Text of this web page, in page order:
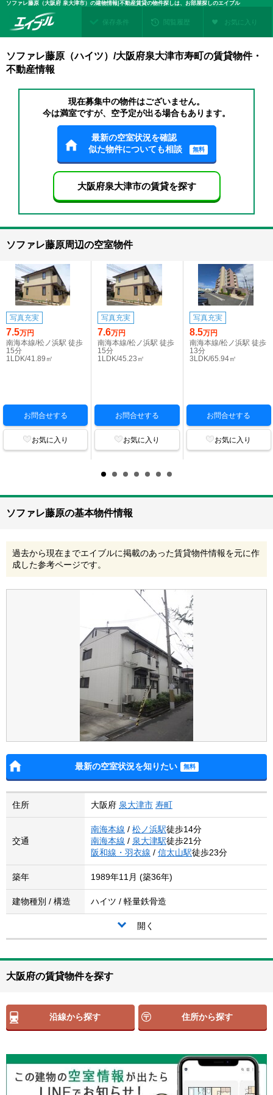
ソファレ藤原（大阪府 泉大津市）の建物情報|不動産賃貸の物件探しは、お部屋探しのエイブル
保存条件 閲覧履歴 お気に入り
ソファレ藤原（ハイツ）/大阪府泉大津市寿町の賃貸物件・
不動産情報
現在募集中の物件はございません。
今は満室ですが、空予定が出る場合もあります。
最新の空室状況を確認
似た物件についても相談
無料
大阪府泉大津市の賃貸を探す
ソファレ藤原周辺の空室物件
写真充実
7.5万円
南海本線/松ノ浜駅 徒歩
15分
1LDK/41.89㎡
お問合せする
お気に入り
写真充実
7.6万円
南海本線/松ノ浜駅 徒歩
15分
1LDK/45.23㎡
お問合せする
お気に入り
写真充実
8.5万円
南海本線/松ノ浜駅 徒歩
13分
3LDK/65.94㎡
お問合せする
お気に入り
ソファレ藤原の基本物件情報
過去から現在までエイブルに掲載のあった賃貸物件情報を元に作
成した参考ページです。
最新の空室状況を知りたい
住所 大阪府 泉大津市 寿町
交通
南海本線 / 松ノ浜駅徒歩14分
南海本線 / 泉大津駅徒歩21分
阪和線・羽衣線 / 信太山駅徒歩23分
築年 1989年11月 (築36年)
建物種別 / 構造 ハイツ / 軽量鉄骨造
開く
大阪府の賃貸物件を探す
沿線から探す 住所から探す